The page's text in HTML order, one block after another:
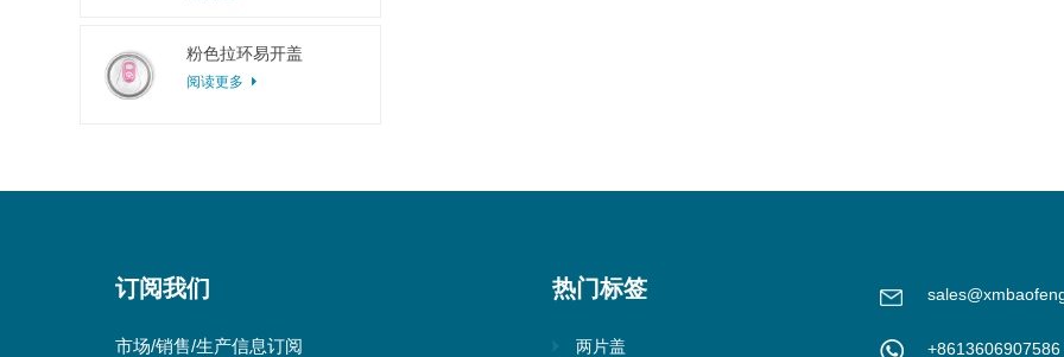
粉色拉环易开盖
阅读更多
订阅我们
市场/销售/生产信息订阅
热门标签
两片盖 +8613606907586